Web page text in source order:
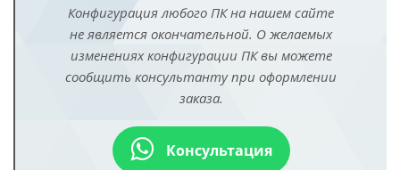
Конфигурация любого ПК на нашем сайте
не является окончательной. О желаемых
изменениях конфигурации ПК вы можете
сообщить консультанту при оформлении
заказа.
Консультация